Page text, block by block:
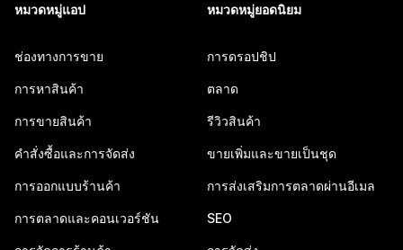
หมวดหมู่แอป
ช่องทางการขาย
การหาสินค้า
การขายสินค้า
คำสั่งซื้อและการจัดส่ง
การออกแบบร้านค้า
การตลาดและคอนเวอร์ชัน
หมวดหมู่ยอดนิยม
การดรอปชิป
ตลาด
รีวิวสินค้า
ขายเพิ่มและขายเป็นชุด
การส่งเสริมการตลาดผ่านอีเมล
SEO